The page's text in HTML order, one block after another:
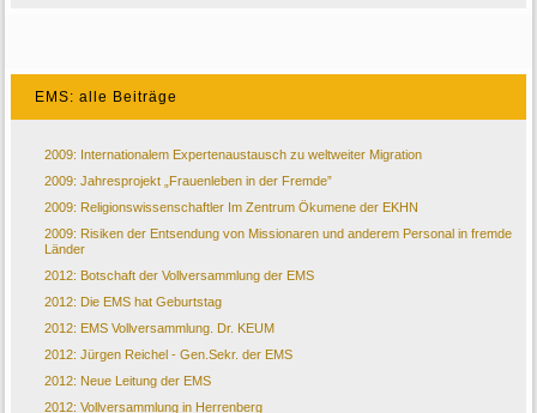
EMS: alle Beiträge
2009: Internationalem Expertenaustausch zu weltweiter Migration
2009: Jahresprojekt „Frauenleben in der Fremde”
2009: Religionswissenschaftler Im Zentrum Ökumene der EKHN
2009: Risiken der Entsendung von Missionaren und anderem Personal in fremde
Länder
2012: Botschaft der Vollversammlung der EMS
2012: Die EMS hat Geburtstag
2012: EMS Vollversammlung. Dr. KEUM
2012: Jürgen Reichel - Gen.Sekr. der EMS
2012: Neue Leitung der EMS
2012: Vollversammlung in Herrenberg